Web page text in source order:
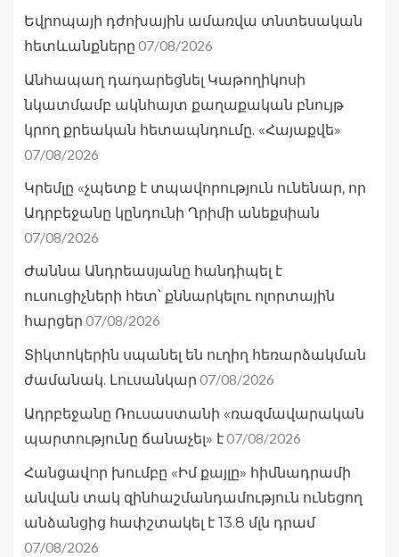
Եվրոպայի դժոխային ամառվա տնտեսական
հետևանքները 07/08/2026
Անհապաղ դադարեցնել Կաթողիկոսի
նկատմամբ ակնհայտ քաղաքական բնույթ
կրող քրեական հետապնդումը. «Հայաքվե»
07/08/2026
Կրեմլը «չպետք է տպավորություն ունենար, որ
Ադրբեջանը կընդունի Ղրիմի անեքսիան
07/08/2026
Ժաննա Անդրեասյանը հանդիպել է
ուսուցիչների հետ՝ քննարկելու ոլորտային
հարցեր 07/08/2026
Տիկտոկերին սպանել են ուղիղ հեռարձակման
ժամանակ. Լուսանկար 07/08/2026
Ադրբեջանը Ռուսաստանի «ռազմավարական
պարտությունը ճանաչել» է07/08/2026
Հանցավnր խումբը «Իմ քայլը» հիմնադրամի
անվան տակ զինհաշմանդամություն ունեցող
անձանցից հափշտակել է 13.8 մլն դրամ
07/08/2026